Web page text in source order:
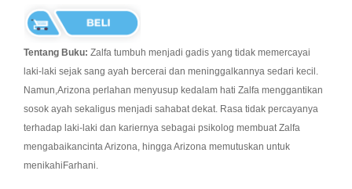
Tentang Buku: Zalfa tumbuh menjadi gadis yang tidak memercayai
laki-laki sejak sang ayah bercerai dan meninggalkannya sedari kecil.
Namun,Arizona perlahan menyusup kedalam hati Zalfa menggantikan
sosok ayah sekaligus menjadi sahabat dekat. Rasa tidak percayanya
terhadap laki-laki dan kariernya sebagai psikolog membuat Zalfa
mengabaikancinta Arizona, hingga Arizona memutuskan untuk
menikahiFarhani.